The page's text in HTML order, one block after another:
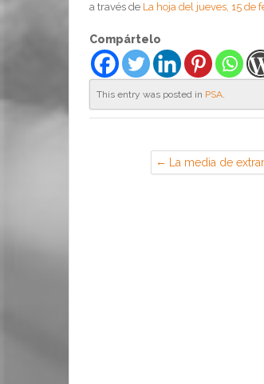
a través de La hoja del jueves, 15 de
Compártelo
This entry was posted in PSA.
La media de
Seguridad Social